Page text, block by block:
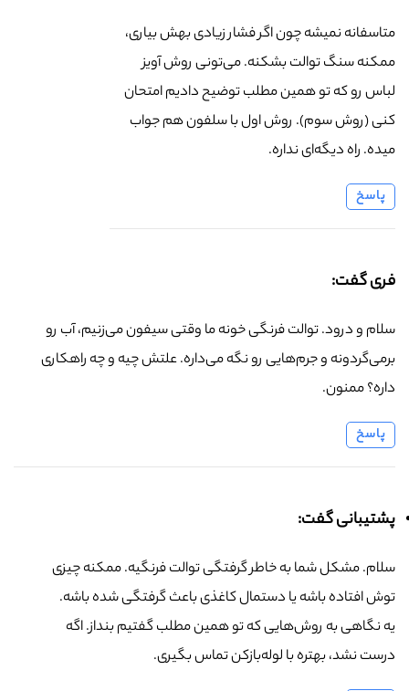
متاسفانه نمیشه چون اگر فشار زیادی بهش بیاری،
ممکنه سنگ توالت بشکنه. می‌تونی روش آویز
لباس رو که تو همین مطلب توضیح دادیم امتحان
کنی (روش سوم). روش اول با سلفون هم جواب
میده. راه دیگه‌ای نداره.
پاسخ
فری گفت:
سلام و درود. توالت فرنگی خونه ما وقتی سیفون می‌زنیم، آب رو
برمی‌گردونه و جرم‌هایی رو نگه می‌داره. علتش چیه و چه راهکاری
داره؟ ممنون.
پاسخ
پشتیبانی گفت:
سلام. مشکل شما به خاطر گرفتگی توالت فرنگیه. ممکنه چیزی
توش افتاده باشه یا دستمال کاغذی باعث گرفتگی شده باشه.
یه نگاهی به روش‌هایی که تو همین مطلب گفتیم بنداز. اگه
درست نشد، بهتره با لوله‌بازکن تماس بگیری.